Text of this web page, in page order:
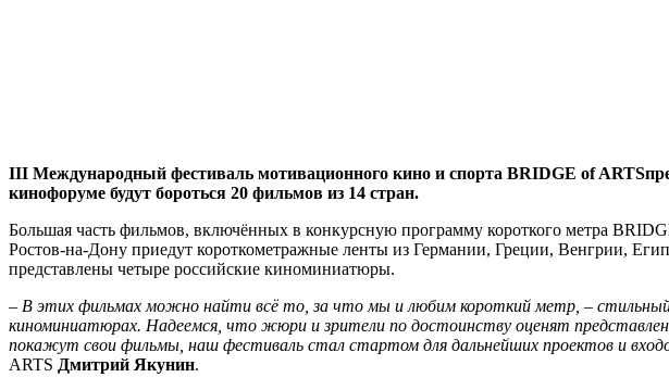
III Международный фестиваль мотивационного кино и спорта BRIDGE of ARTS
кинофоруме будут бороться 20 фильмов из 14 стран.
Большая часть фильмов, включённых в конкурсную программу короткого метра
Ростов-на-Дону приедут короткометражные ленты из Германии, Греции, Венгрии,
представлены четыре российские киноминиатюры.
– В этих фильмах можно найти всё то, за что мы и любим короткий метр, –
киноминиатюрах. Надеемся, что жюри и зрители по достоинству оценят
покажут свои фильмы, наш фестиваль стал стартом для дальнейших проектов и
ARTS Дмитрий Якунин.